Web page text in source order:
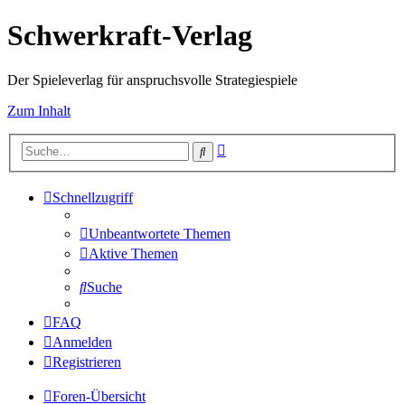
Schwerkraft-Verlag
Der Spieleverlag für anspruchsvolle Strategiespiele
Zum Inhalt
Suche
Schnellzugriff
Unbeantwortete Themen
Aktive Themen
Suche
FAQ
Anmelden
Registrieren
Foren-Übersicht